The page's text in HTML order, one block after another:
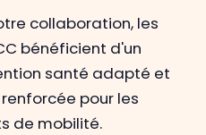
collaboration, les
bénéficient d'un
santé adapté et
pour les
de mobilité.